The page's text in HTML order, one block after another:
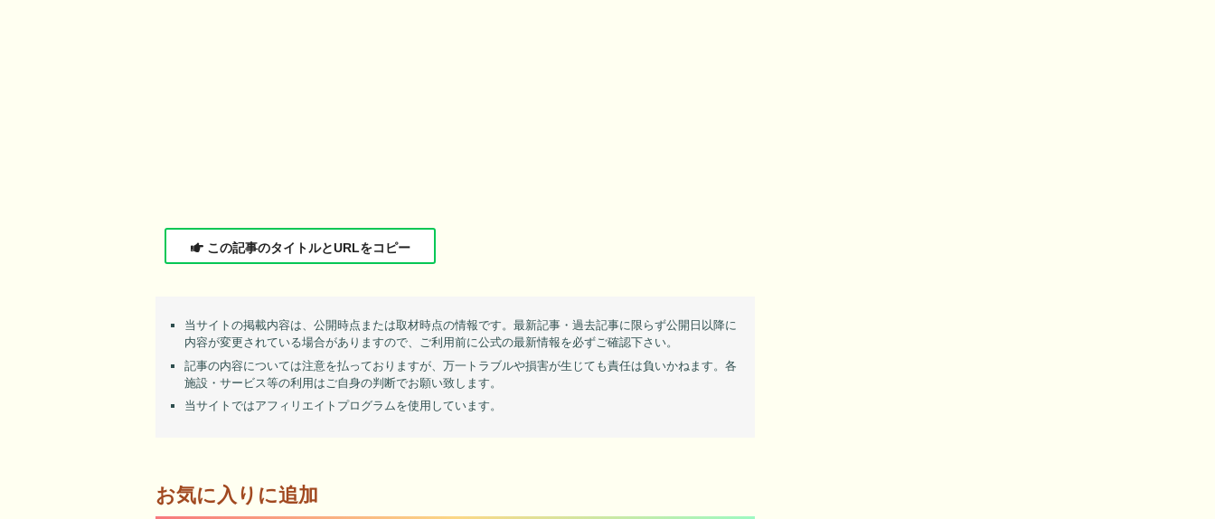
この記事のタイトルとURLをコピー
当サイトの掲載内容は、公開時点または取材時点の情報です。最新記事・過去記事に限らず公開日以降に
内容が変更されている場合がありますので、ご利用前に公式の最新情報を必ずご確認下さい。
記事の内容については注意を払っておりますが、万一トラブルや損害が生じても責任は負いかねます。各
施設・サービス等の利用はご自身の判断でお願い致します。
当サイトではアフィリエイトプログラムを使用しています。
お気に入りに追加